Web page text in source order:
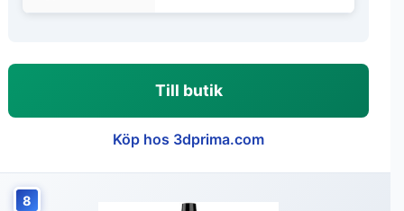
Till butik
Köp hos 3dprima.com
8